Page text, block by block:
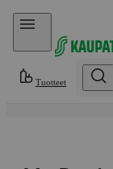
Hyppää sisältöön
Tuotteet